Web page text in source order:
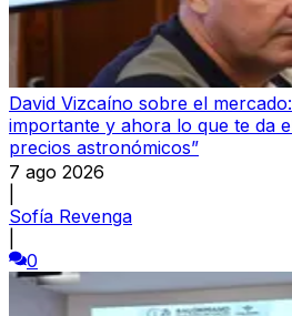
David Vizcaíno sobre el
importante y ahora lo que te da
precios astronómicos”
7 ago 2026
Sofía Revenga
0